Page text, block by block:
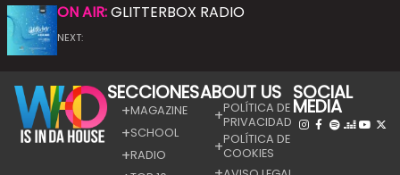
ON AIR:GLITTERBOX RADIO
NEXT:
SECCIONES
MAGAZINE
SCHOOL
RADIO
ABOUT US
POLÍTICA DE
PRIVACIDAD
POLÍTICA DE
COOKIES
SOCIAL
MEDIA